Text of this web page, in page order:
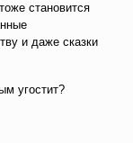
становится
и даже сказки
угостит?